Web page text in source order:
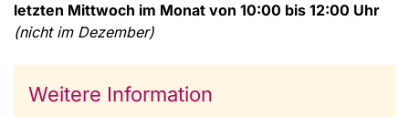
letzten Mittwoch im Monat von 10:00 bis 12:00 Uhr
(nicht im Dezember)
Weitere Information